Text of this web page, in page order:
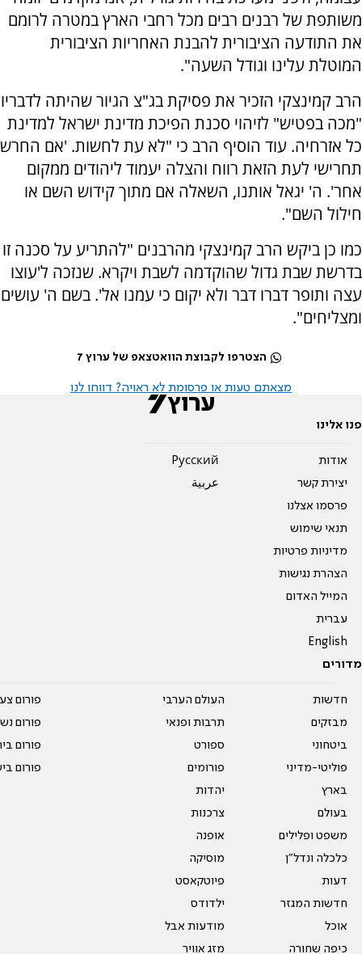
משותפת של רבנים רבים מכל רחבי הארץ במטרה לרומם
את התודעה הציבורית להבנת האחריות הציבורית
המוטלת עלינו וגודל השעה".
הרב קמינצקי הזכיר את פסיקת בג"צ הגיור שהיתה לדבריו
"מכה בפטיש" לזיהוי סכנת הפיכת מדינת ישראל למדינת
כל אזרחיה. עוד הוסיף הרב כי "לא עת לחשות. 'אם החרש
תחרישי לעת הזאת רווח והצלה יעמוד ליהודים ממקום
אחר'. ה' יגאל אותנו, השאלה אם מתוך קידוש השם או
חילול השם".
כמו כן ביקש הרב קמינצקי מהרבנים "להתריע על סכנה זו
בדרשת שבת גדול שהוקדמה לשבת ויקרא. שנזכה ל'עוצו
עצה ותופר דברו דבר ולא יקום כי עמנו אל'. בשם ה' עושים
ומצליחים".
הצטרפו לקבוצת הוואטצאפ של ערוץ 7
מצאתם טעות או פרסומת לא ראויה? דווחו לנו
פנו אלינו
אודות
יצירת קשר
פרסמו אצלנו
תנאי שימוש
מדיניות פרטיות
הצהרת נגישות
המייל האדום
עברית
English
Pусский
عربية
מדורים
חדשות
מבזקים
ביטחוני
פוליטי-מדיני
בארץ
בעולם
משפט ופלילים
כלכלה ונדל"ן
דעות
חדשות המגזר
אוכל
כיפה שחורה
העולם הערבי
תרבות ופנאי
ספורט
פורומים
יהדות
צרכנות
אופנה
מוסיקה
פיוטקאסט
ילדודס
מודעות אבל
מזג אוויר
פורום
פורום
פורום
פורום